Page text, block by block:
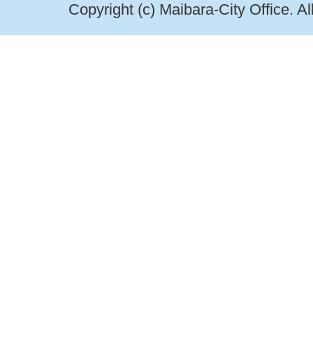
Copyright (c) Maibara-City Office.